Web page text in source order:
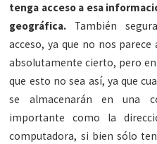
tenga acceso a esa
geográfica. También
acceso, ya que no nos
absolutamente cierto, pero
que esto no sea así, ya que
se almacenarán en una
importante como la
computadora, si bien sólo